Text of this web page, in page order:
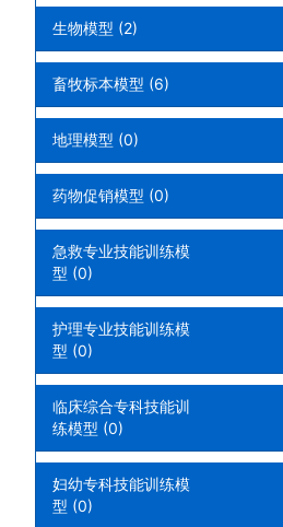
生物模型 (2)
畜牧标本模型 (6)
地理模型 (0)
药物促销模型 (0)
急救专业技能训练模
型 (0)
护理专业技能训练模
型 (0)
临床综合专科技能训
练模型 (0)
妇幼专科技能训练模
型 (0)